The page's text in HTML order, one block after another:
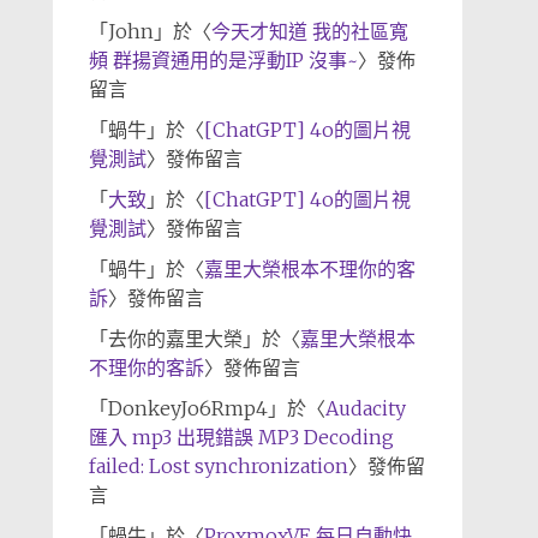
「 John」於〈今天才知道 我的社區寬
頻 群揚資通用的是浮動IP 沒事~〉發佈
留言
「 蝸牛」於〈[ChatGPT] 4o的圖片視
覺測試〉發佈留言
「 大致 」於〈[ChatGPT] 4o的圖片視
覺測試〉發佈留言
「 蝸牛」於〈嘉里大榮根本不理你的客
訴〉發佈留言
「 去你的嘉里大榮 」於〈嘉里大榮根本
不理你的客訴〉發佈留言
「 DonkeyJo6Rmp4」於〈Audacity
匯入 mp3 出現錯誤 MP3 Decoding
failed: Lost synchronization〉發佈留
言